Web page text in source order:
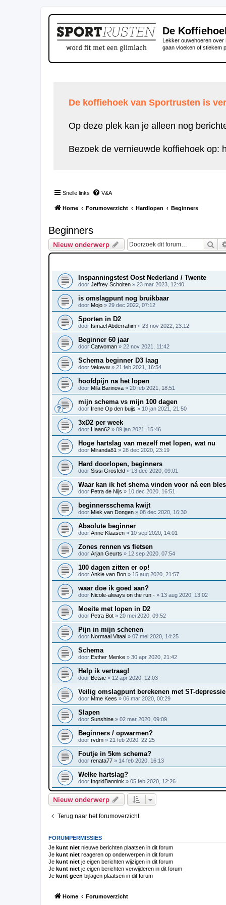
De
Lekker ouwehoeren over
gaan vloeken of stiekem
De koffiehoek van Sportrusten is
Op deze plek kan je alleen nog
Bezoek de vernieuwde koffiehoek op:
Snelle links V&A
Home Forumoverzicht Hardlopen Beginners
Beginners
Nieuw onderwerp
Inspanningstest Oost Nederland / Twente
door Jeffrey Scholten » 23 mar 2023, 12:40
is omslagpunt nog bruikbaar
door Mojo » 29 dec 2022, 07:12
Sporten in D2
door Ismael Abderrahim » 23 nov 2022, 23:12
Beginner 60 jaar
door Catwoman » 22 nov 2021, 11:42
Schema beginner D3 laag
door Vekevw » 21 feb 2021, 16:54
hoofdpijn na het lopen
door Mila Barinova » 20 feb 2021, 18:51
mijn schema vs mijn 100 dagen
door Irene Op den buijs » 10 jan 2021, 21:50
3xD2 per week
door Haan62 » 09 jan 2021, 15:46
Hoge hartslag van mezelf met lopen, wat nu
door Miranda81 » 28 dec 2020, 23:19
Hard doorlopen, beginners
door Sissi Grosfeld » 13 dec 2020, 09:01
Waar kan ik het shema vinden voor ná een
door Petra de Nijs » 10 dec 2020, 16:51
beginnersschema kwijt
door Miek van Dongen » 08 dec 2020, 16:30
Absolute beginner
door Anne Klaasen » 10 sep 2020, 14:01
Zones rennen vs fietsen
door Arjan Geurts » 12 sep 2020, 07:54
100 dagen zitten er op!
door Ankie van Bon » 15 aug 2020, 21:57
waar doe ik goed aan?
door Nicole-always on the run - » 13 aug 2020, 13:02
Moeite met lopen in D2
door Petra Bot » 20 mei 2020, 09:52
Pijn in mijn schenen
door Normaal Vitaal » 07 mei 2020, 14:25
Schema
door Esther Menke » 30 apr 2020, 21:42
Help ik vertraag!
door Betsie » 12 apr 2020, 12:03
Veilig omslagpunt berekenen met ST-
door Mme Kees » 06 mar 2020, 00:29
Slapen
door Sunshine » 02 mar 2020, 09:09
Beginners / opwarmen?
door rvdm » 21 feb 2020, 22:25
Foutje in 5km schema?
door renata77 » 14 feb 2020, 16:13
Welke hartslag?
door IngridBannink » 05 feb 2020, 12:26
Nieuw onderwerp
Terug naar het forumoverzicht
FORUMPERMISSIES
Je kunt niet nieuwe berichten plaatsen in dit forum
Je kunt niet reageren op onderwerpen in dit forum
Je kunt niet je eigen berichten wijzigen in dit forum
Je kunt niet je eigen berichten verwijderen in dit forum
Je kunt geen bijlagen plaatsen in dit forum
Home Forumoverzicht